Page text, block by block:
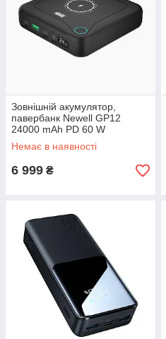
Зовнішній акумулятор,
павербанк Newell GP12
24000 mAh PD 60 W
Немає в наявності
6 999 ₴